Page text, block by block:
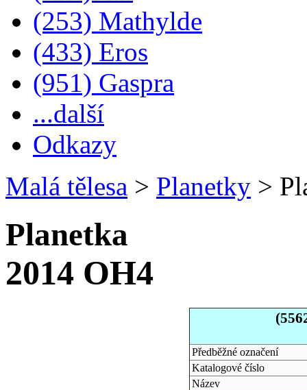
(253) Mathylde
(433) Eros
(951) Gaspra
...další
Odkazy
Malá tělesa > Planetky >
Planetka
2014 OH4
Předběžné označení
Katalogové číslo
Název